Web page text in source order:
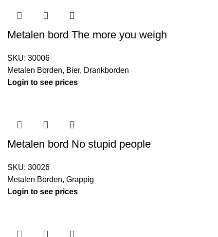
Metalen bord The more you weigh
SKU: 30006
Metalen Borden, Bier, Drankborden
Login to see prices
Metalen bord No stupid people
SKU: 30026
Metalen Borden, Grappig
Login to see prices